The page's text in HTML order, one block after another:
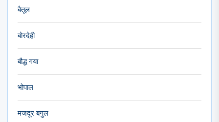
बैतूल
बोरदेही
बौद्ध गया
भोपाल
मजदूर बगुल